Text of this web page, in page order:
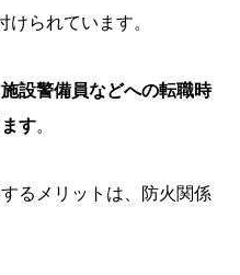
けられています。
設警備員などへの転職時
す。
るメリットは、防火関係